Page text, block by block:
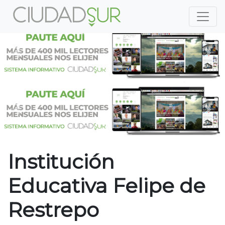
Previous
Previous
Institución
Educativa Felipe de
Restrepo